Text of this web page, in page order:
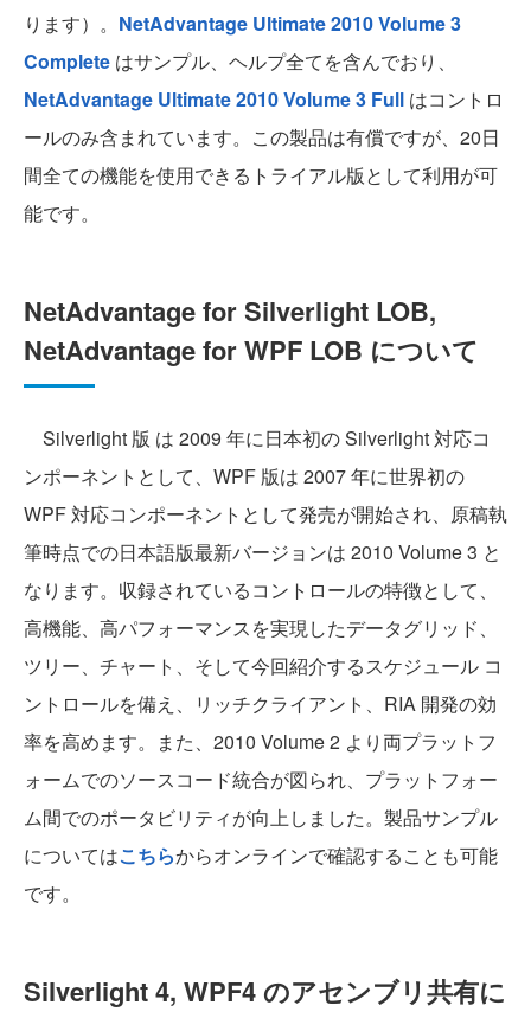
ります）。 NetAdvantage Ultimate 2010 Volume 3
Complete はサンプル、ヘルプ全てを含んでおり、
NetAdvantage Ultimate 2010 Volume 3 Full はコントロ
ールのみ含まれています。この製品は有償ですが、20日
間全ての機能を使用できるトライアル版として利用が可
能です。
NetAdvantage for Silverlight LOB,
NetAdvantage for WPF LOB について
Silverlight 版 は 2009 年に日本初の Silverlight 対応コ
ンポーネントとして、WPF 版は 2007 年に世界初の
WPF 対応コンポーネントとして発売が開始され、原稿執
筆時点での日本語版最新バージョンは 2010 Volume 3 と
なります。収録されているコントロールの特徴として、
高機能、高パフォーマンスを実現したデータグリッド、
ツリー、チャート、そして今回紹介するスケジュール コ
ントロールを備え、リッチクライアント、RIA 開発の効
率を高めます。また、2010 Volume 2 より両プラットフ
ォームでのソースコード統合が図られ、プラットフォー
ム間でのポータビリティが向上しました。製品サンプル
についてはこちらからオンラインで確認することも可能
です。
Silverlight 4, WPF4 のアセンブリ共有に